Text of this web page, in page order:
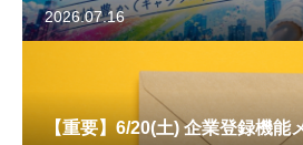
2026.07.16
【重要】6/20(土) 企業登録機能